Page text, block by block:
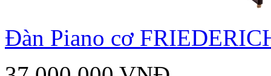
Đàn Piano cơ